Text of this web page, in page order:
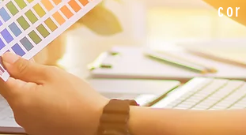
cor